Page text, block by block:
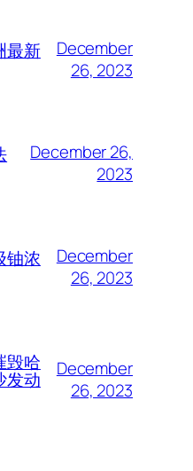
最新
December
26, 2023
December 26,
2023
铀浓
December
26, 2023
毁哈
发动
December
26, 2023